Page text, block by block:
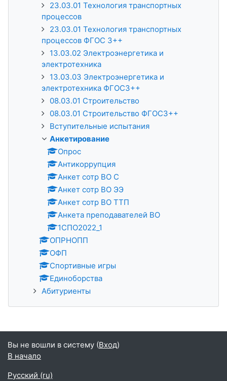
23.03.01 Технология транспортных
процессов
23.03.01 Технология транспортных
процессов ФГОС 3++
13.03.02 Электроэнергетика и
электротехника
13.03.03 Электроэнергетика и
электротехника ФГОС3++
08.03.01 Строительство
08.03.01 Строительство ФГОС3++
Вступительные испытания
Анкетирование
Опрос
Антикоррупция
Анкет сотр ВО С
Анкет сотр ВО ЭЭ
Анкет сотр ВО ТТП
Анкета преподавателей ВО
1СПО2022_1
ОПРНОПП
ОФП
Спортивные игры
Единоборства
Абитуриенты
Вы не вошли в систему (Вход)
В начало
Русский ‎(ru)‎